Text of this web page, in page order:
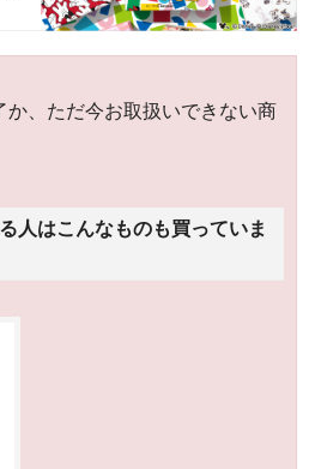
か、ただ今お取扱いできない商
人はこんなものも買っていま